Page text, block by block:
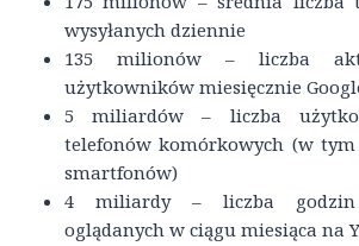
wysyłanych dziennie
135 milionów – liczba
użytkowników miesięcznie
5 miliardów – liczba
telefonów komórkowych (w
smartfonów)
4 miliardy – liczba godzin
oglądanych w ciągu miesiąca na